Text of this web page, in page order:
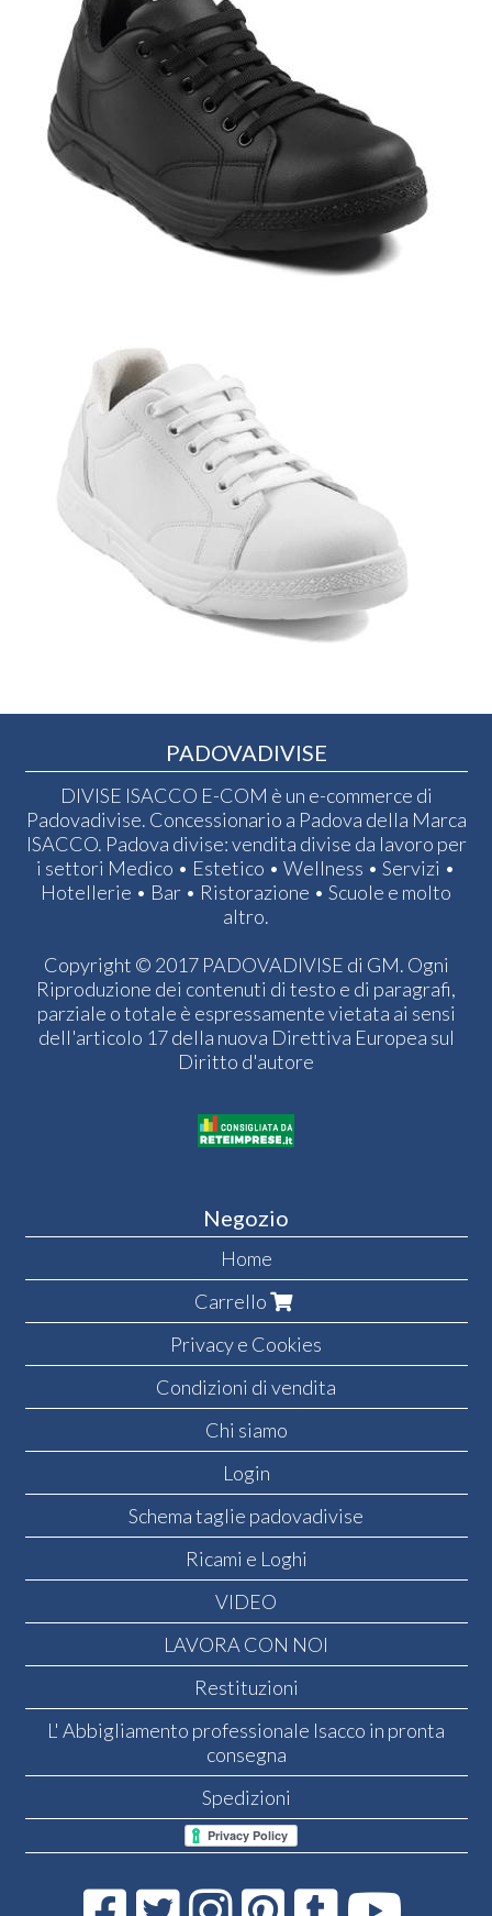
PADOVADIVISE
DIVISE ISACCO E-COM è un e-commerce di
Padovadivise. Concessionario a Padova della Marca
ISACCO. Padova divise: vendita divise da lavoro per
i settori Medico • Estetico • Wellness • Servizi •
Hotellerie • Bar • Ristorazione • Scuole e molto
altro.
Copyright © 2017 PADOVADIVISE di GM. Ogni
Riproduzione dei contenuti di testo e di paragrafi,
parziale o totale è espressamente vietata ai sensi
dell'articolo 17 della nuova Direttiva Europea sul
Diritto d'autore
Negozio
Home
Carrello
Privacy e Cookies
Condizioni di vendita
Chi siamo
Login
Schema taglie padovadivise
Ricami e Loghi
VIDEO
LAVORA CON NOI
Restituzioni
L' Abbigliamento professionale Isacco in pronta
consegna
Spedizioni